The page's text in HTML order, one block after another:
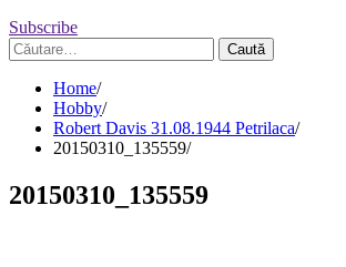
Subscribe
Caută
după:
Home
Hobby
Robert Davis 31.08.1944 Petrilaca
20150310_135559
20150310_135559